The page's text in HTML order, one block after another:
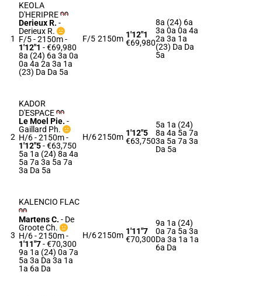
1
KEOLA
D'HERIPRE
Derieux R. -
Derieux R.
F/5 - 2150m-
1'12"1 - €69,980
8a (24) 6a 3a 0a
0a 4a 2a 3a 1a
(23) Da Da 5a
F/5 2150m 1'12"1
€69,980
8a (24) 6a
3a 0a 0a 4a
2a 3a 1a
(23) Da Da
5a
2
KADOR
D'ESPACE
Le Moel Pie. -
Gaillard Ph.
H/6 - 2150m-
1'12"5- €63,750
5a 1a (24) 8a 4a
5a 7a 3a 5a 7a
3a Da 5a
H/62150m 1'12"5
€63,750
5a 1a (24)
8a 4a 5a 7a
3a 5a 7a 3a
Da 5a
3
KALENCIO FLAC
Martens C. - De
Groote Ch.
H/6 - 2150m-
1'11"7- €70,300
9a 1a (24) 0a 7a
5a 3a Da 3a 1a
1a 6a Da
H/62150m 1'11"7
€70,300
9a 1a (24)
0a 7a 5a 3a
Da 3a 1a 1a
6a Da